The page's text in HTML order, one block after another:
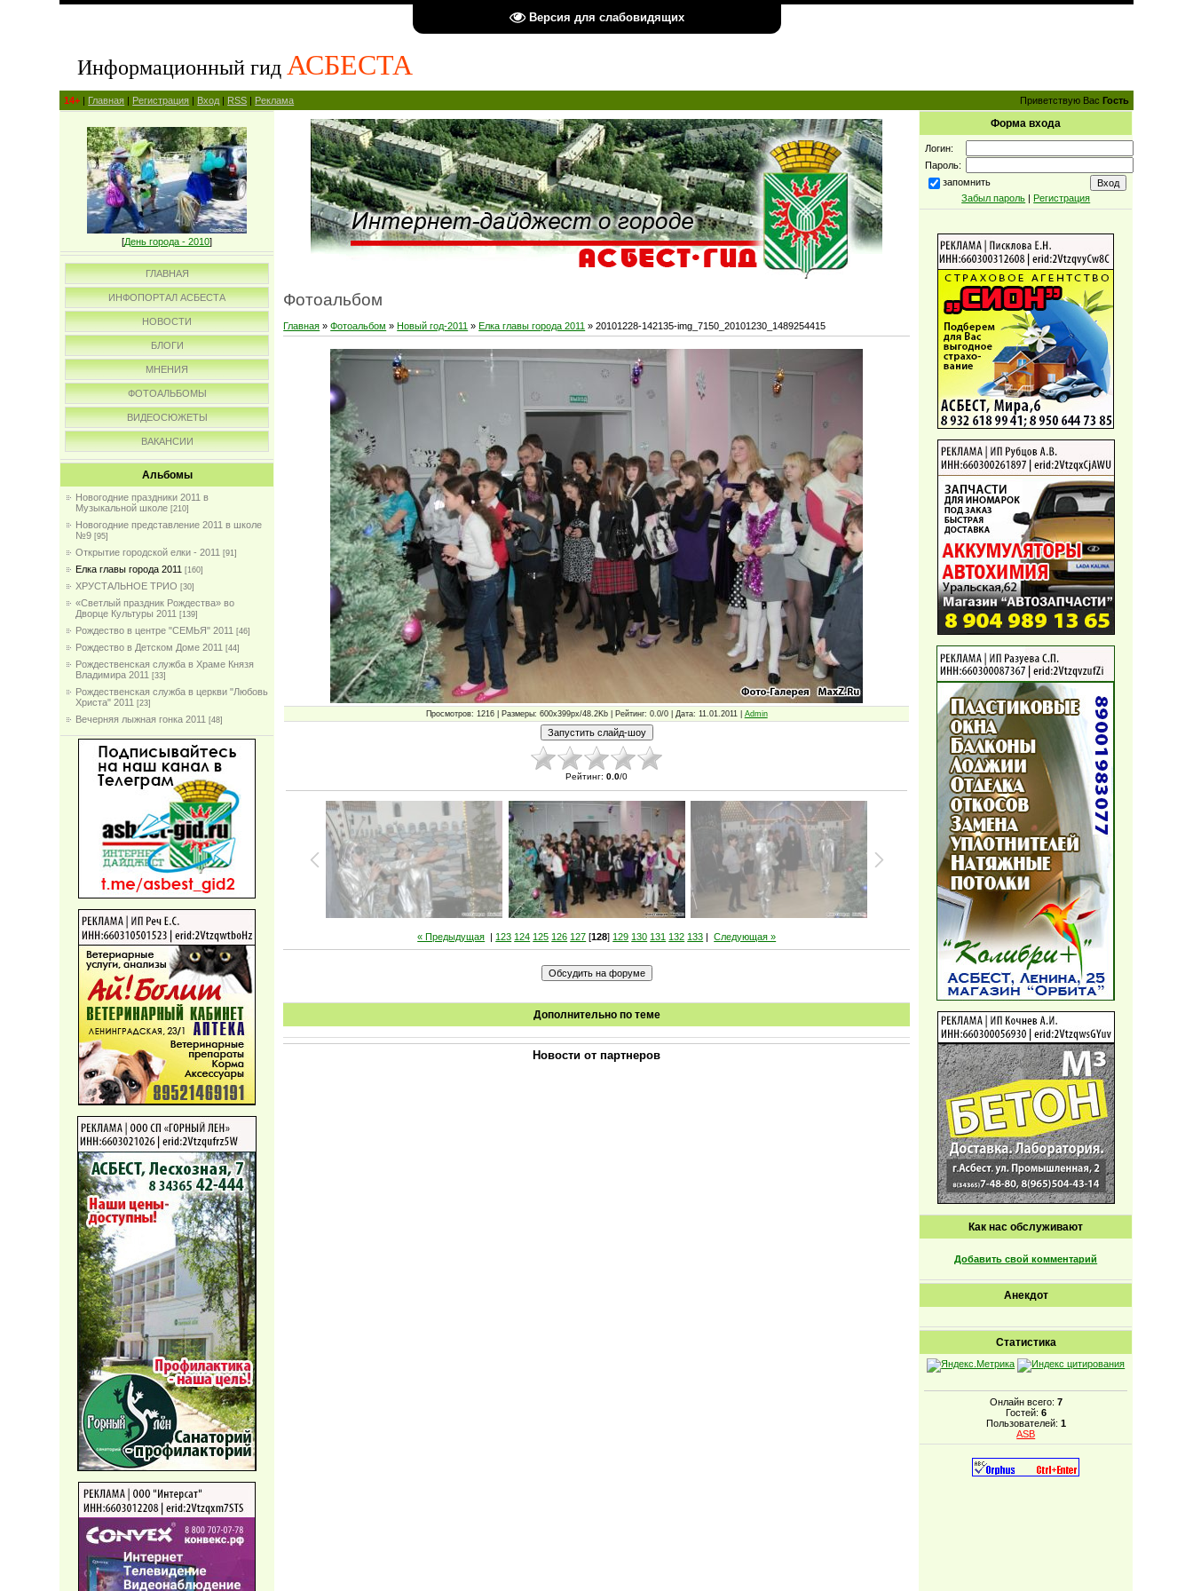
Версия для слабовидящих
Информационный гид АСБЕСТА
14+ | Главная | Регистрация | Вход | RSS | Реклама Приветствую Вас Гость
[День города - 2010]
ГЛАВНАЯ
ИНФОПОРТАЛ АСБЕСТА
НОВОСТИ
БЛОГИ
МНЕНИЯ
ФОТОАЛЬБОМЫ
ВИДЕОСЮЖЕТЫ
ВАКАНСИИ
Альбомы
Новогодние праздники 2011 в
Музыкальной школе [210]
Новогодние представление 2011 в школе
№9 [95]
Открытие городской елки - 2011 [91]
Елка главы города 2011 [160]
ХРУСТАЛЬНОЕ ТРИО [30]
«Светлый праздник Рождества» во
Дворце Культуры 2011 [139]
Рождество в центре "СЕМЬЯ" 2011 [46]
Рождество в Детском Доме 2011 [44]
Рождественская служба в Храме Князя
Владимира 2011 [33]
Рождественская служба в церкви "Любовь
Христа" 2011 [23]
Вечерняя лыжная гонка 2011 [48]
Фотоальбом
Главная »Фотоальбом »Новый год-2011 »Елка главы города 2011 » 20101228-142135-img_7150_20101230_1489254415
Просмотров: 1216 | Размеры: 600x399px/48.2Kb | Рейтинг: 0.0/0 | Дата: 11.01.2011 | Admin
Рейтинг: 0.0/0
« Предыдущая | 123 124 125 126 127 [128] 129 130 131 132 133 |Следующая »
Дополнительно по теме
Новости от партнеров
Форма входа
Логин:
Пароль:
запомнить
Забыл пароль | Регистрация
Как нас обслуживают
Добавить свой комментарий
Анекдот
Статистика
Онлайн всего: 7
Гостей: 6
Пользователей: 1
ASB